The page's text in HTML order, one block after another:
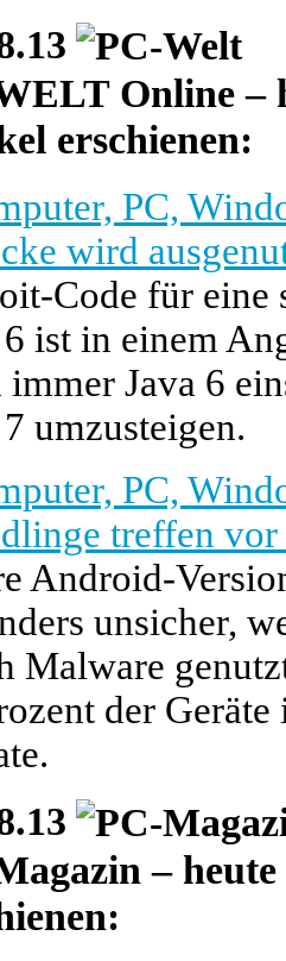
Online –
erschienen:
wird
Code für eine
6 ist in einem
immer Java 6
umzusteigen.
treffen
Android-
unsicher,
Malware
der
–